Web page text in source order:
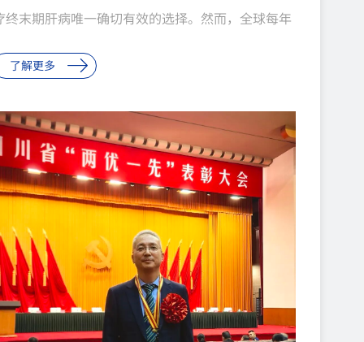
终末期肝病唯一确切有效的选择。然而，全球每年
30万终末期肝病患者亟需肝移植，而年供肝量仅约
移植，全年仅完成7188例手术，仅占登记等待患者
28.6%；截至年末，10859例患者因病情变化或死
等原因退出等待名单。全国器官供需比已恶化至
了解更多